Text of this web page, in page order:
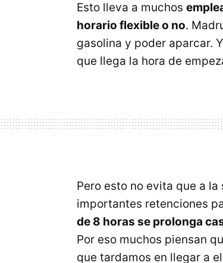
Esto lleva a muchos
horario flexible o no.
gasolina y poder aparcar.
que llega la hora de
Pero esto no evita que a
importantes retenciones
de 8 horas se prolonga
Por eso muchos piensan
que tardamos en llegar a